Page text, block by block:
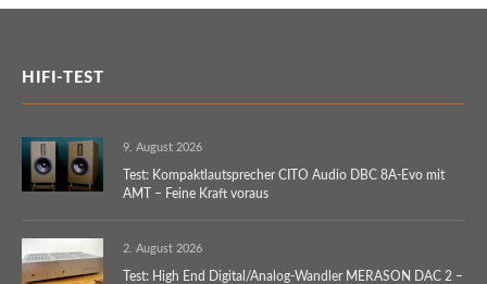
HIFI-TEST
9. August 2026
Test: Kompaktlautsprecher CITO Audio DBC 8A-Evo mit
AMT – Feine Kraft voraus
2. August 2026
Test: High End Digital/Analog-Wandler MERASON DAC 2 –